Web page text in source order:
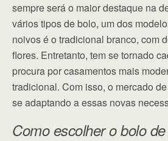
sempre será o maior destaque na
vários tipos de bolo, um dos
noivos é o tradicional branco, com
flores. Entretanto, tem se tornado
procura por casamentos mais
tradicional. Com isso, o mercado
se adaptando a essas novas
Como escolher o bolo